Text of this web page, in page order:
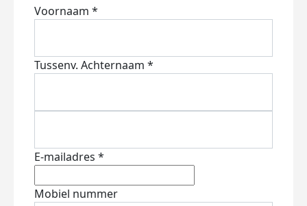
Voornaam *
Tussenv. Achternaam *
E-mailadres *
Mobiel nummer